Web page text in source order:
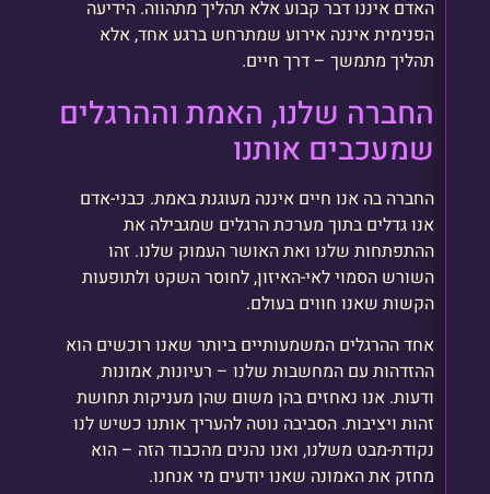
האדם איננו דבר קבוע אלא תהליך מתהווה. הידיעה
הפנימית איננה אירוע שמתרחש ברגע אחד, אלא
תהליך מתמשך – דרך חיים.
החברה שלנו, האמת וההרגלים
שמעכבים אותנו
החברה בה אנו חיים איננה מעוגנת באמת. כבני-אדם
אנו גדלים בתוך מערכת הרגלים שמגבילה את
ההתפתחות שלנו ואת האושר העמוק שלנו. זהו
השורש הסמוי לאי-האיזון, לחוסר השקט ולתופעות
הקשות שאנו חווים בעולם.
אחד ההרגלים המשמעותיים ביותר שאנו רוכשים הוא
ההזדהות עם המחשבות שלנו – רעיונות, אמונות
ודעות. אנו נאחזים בהן משום שהן מעניקות תחושת
זהות ויציבות. הסביבה נוטה להעריך אותנו כשיש לנו
נקודת-מבט משלנו, ואנו נהנים מהכבוד הזה – הוא
מחזק את האמונה שאנו יודעים מי אנחנו.